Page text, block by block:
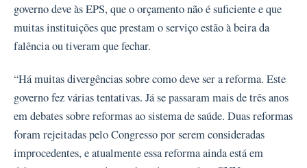
governo deve às EPS, que o orçamento não é suficiente e que
muitas instituições que prestam o serviço estão à beira da
falência ou tiveram que fechar.
“Há muitas divergências sobre como deve ser a reforma. Este
governo fez várias tentativas. Já se passaram mais de três anos
em debates sobre reformas ao sistema de saúde. Duas reformas
foram rejeitadas pelo Congresso por serem consideradas
improcedentes, e atualmente essa reforma ainda está em